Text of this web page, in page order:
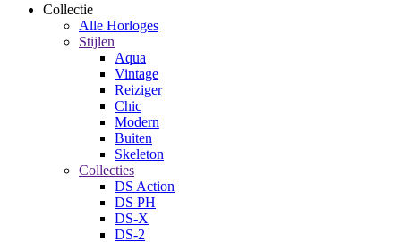
Collectie
Alle Horloges
Stijlen
Aqua
Vintage
Reiziger
Chic
Modern
Buiten
Skeleton
Collecties
DS Action
DS PH
DS-X
DS-2